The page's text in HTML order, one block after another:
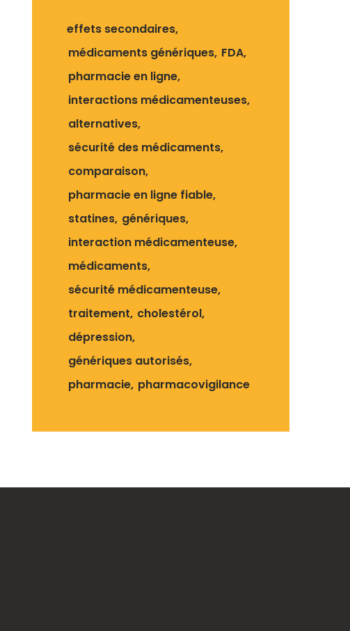
effets secondaires
médicaments génériques FDA
pharmacie en ligne
interactions médicamenteuses
alternatives
sécurité des médicaments
comparaison
pharmacie en ligne fiable
statines génériques
interaction médicamenteuse
médicaments
sécurité médicamenteuse
traitement cholestérol
dépression
génériques autorisés
pharmacie pharmacovigilance